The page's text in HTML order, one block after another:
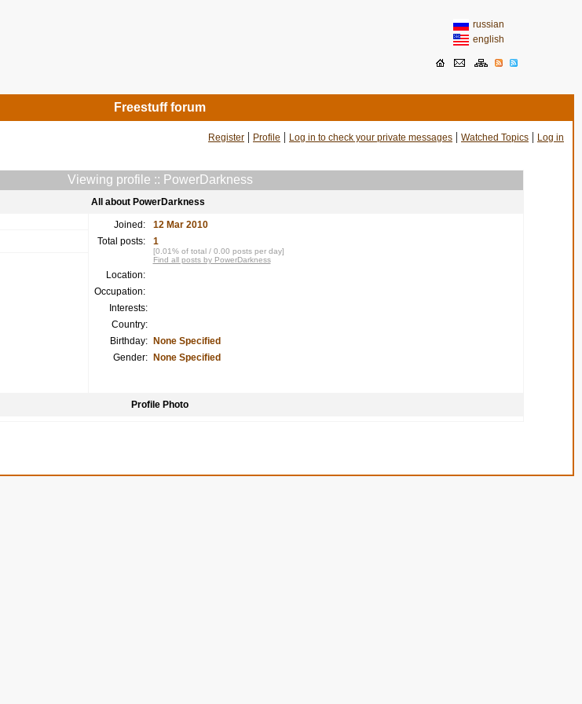
russian
english
Freestuff forum
Register | Profile | Log in to check your private messages | Watched Topics | Log in
Viewing profile :: PowerDarkness
All about PowerDarkness
Joined:
12 Mar 2010
Total posts:
1
[0.01% of total / 0.00 posts per day]
Find all posts by PowerDarkness
Location:
Occupation:
Interests:
Country:
Birthday:
None Specified
Gender:
None Specified
Profile Photo